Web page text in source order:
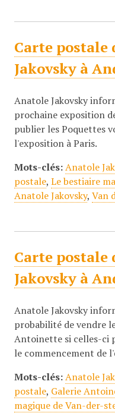
Carte postale
Jakovsky à
Anatole Jakovsky
prochaine exposition
publier les Poquettes
l'exposition à Paris.
Mots-clés: Anatole
postale, Le bestiaire
Anatole Jakovsky, Van
Carte postale
Jakovsky à
Anatole Jakovsky
probabilité de vendre
Antoinette si celles-ci
le commencement de
Mots-clés: Anatole
postale, Galerie
magique de Van-der-